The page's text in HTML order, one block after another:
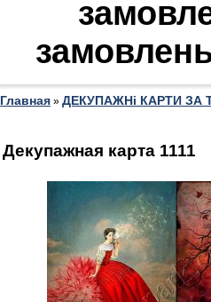
Главная » ДЕКУПАЖНі КАРТИ ЗА
Декупажная карта 1111